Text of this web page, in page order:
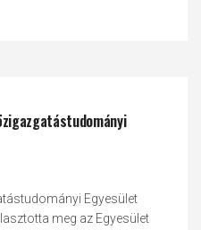
Egyesület
meg az Egyesület